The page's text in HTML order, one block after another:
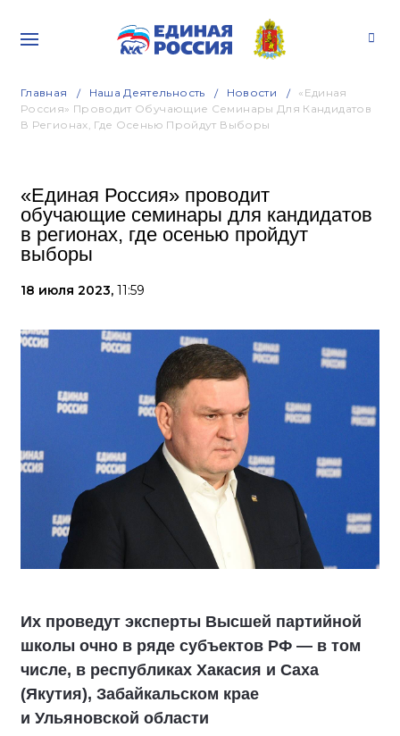
Главная Наша Деятельность Новости
«Единая
Россия» Проводит Обучающие Семинары Для Кандидатов
В Регионах, Где Осенью Пройдут Выборы
«Единая Россия» проводит
обучающие семинары для кандидатов
в регионах, где осенью пройдут
выборы
18 июля 2023, 11:59
Их проведут эксперты Высшей партийной
школы очно в ряде субъектов РФ — в том
числе, в республиках Хакасия и Саха
(Якутия), Забайкальском крае
и Ульяновской области